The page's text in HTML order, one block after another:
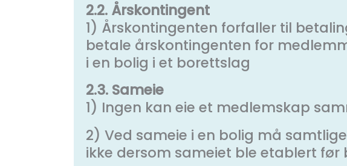
2.2. Årskontingent
1) Årskontingenten forfaller til
betale årskontingenten for
i en bolig i et borettslag
2.3. Sameie
1) Ingen kan eie et medlemskap
2) Ved sameie i en bolig må
ikke dersom sameiet ble etablert